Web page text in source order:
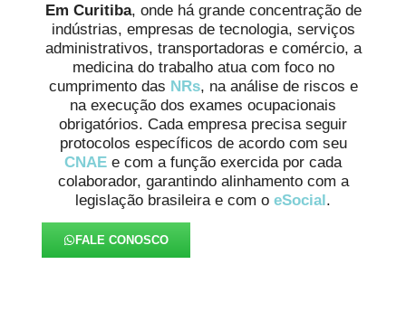
Em Curitiba, onde há grande concentração de
indústrias, empresas de tecnologia, serviços
administrativos, transportadoras e comércio, a
medicina do trabalho atua com foco no
cumprimento das NRs, na análise de riscos e
na execução dos exames ocupacionais
obrigatórios. Cada empresa precisa seguir
protocolos específicos de acordo com seu
CNAE e com a função exercida por cada
colaborador, garantindo alinhamento com a
legislação brasileira e com o eSocial.
FALE CONOSCO